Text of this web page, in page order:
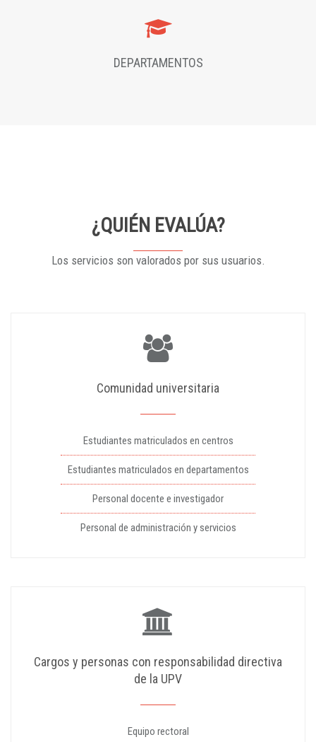
DEPARTAMENTOS
¿QUIÉN EVALÚA?
Los servicios son valorados por sus usuarios.
Comunidad universitaria
Estudiantes matriculados en centros
Estudiantes matriculados en departamentos
Personal docente e investigador
Personal de administración y servicios
Cargos y personas con responsabilidad directiva
de la UPV
Equipo rectoral